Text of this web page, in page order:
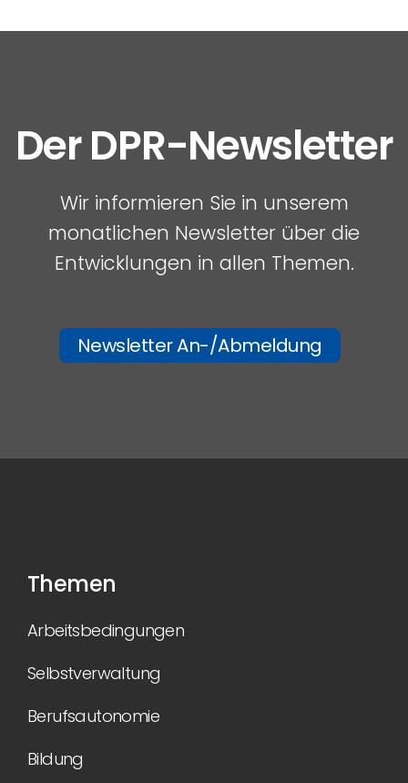
Der DPR-Newsletter
Wir informieren Sie in unserem
monatlichen Newsletter über die
Entwicklungen in allen Themen.
Newsletter An-/Abmeldung
Themen
Arbeitsbedingungen
Selbstverwaltung
Berufsautonomie
Bildung